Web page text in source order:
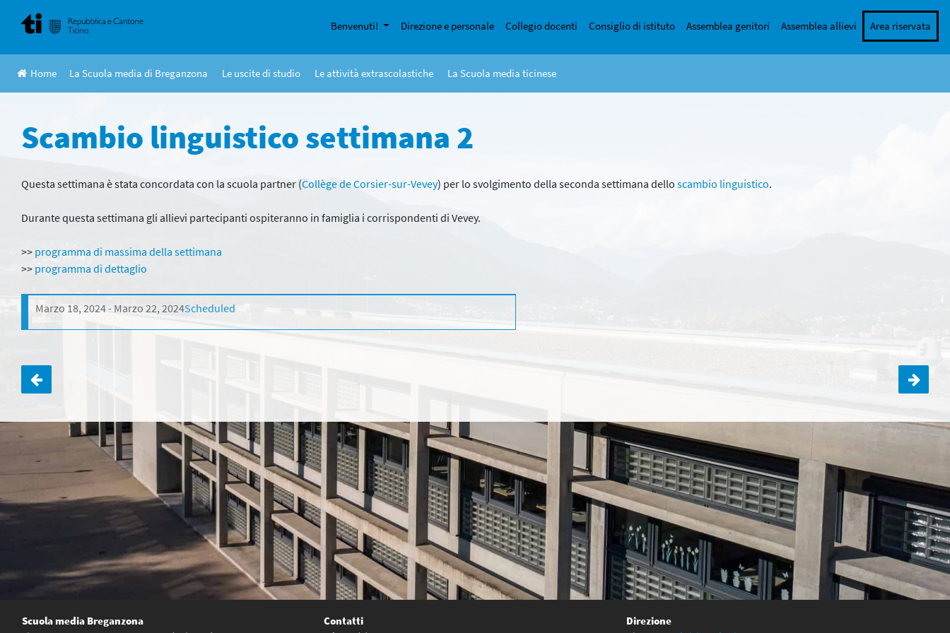
content
Benvenuti! Direzione e personale Collegio docenti Consiglio di istituto Assemblea genitori Assemblea allievi Area riservata
Home La Scuola media di Breganzona Le uscite di studio Le attività extrascolastiche La Scuola media ticinese
Scambio linguistico settimana 2
Questa settimana è stata concordata con la scuola partner (Collège de Corsier-sur-Vevey) per lo svolgimento della seconda settimana dello scambio linguistico.
Durante questa settimana gli allievi partecipanti ospiteranno in famiglia i corrispondenti di Vevey.
>> programma di massima della settimana
>> programma di dettaglio
Marzo 18, 2024 Marzo 22, 2024Scheduled
Navigazione
articoli
Scuola media Breganzona
Contatti
Direzione